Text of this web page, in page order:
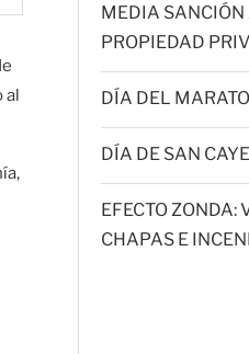
al
MEDIA SANCIÓN
PROPIEDAD
DÍA DEL
DÍA DE SAN
EFECTO ZONDA:
CHAPAS E